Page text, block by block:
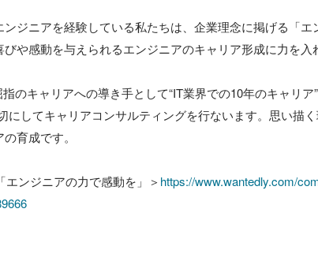
ンジニアを経験している私たちは、企業理念に掲げる「
や感動を与えられるエンジニアのキャリア形成に力を入
のキャリアへの導き手として“IT業界での10年のキャリア
にしてキャリアコンサルティングを行ないます。思い描
育成です。
ンジニアの力で感動を」＞ https://www.wantedly.com/